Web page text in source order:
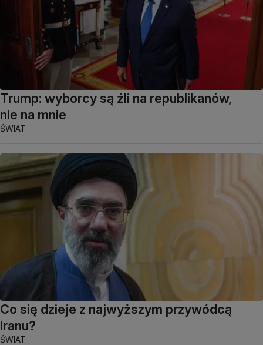
Trump: wyborcy są źli na republikanów,
nie na mnie
ŚWIAT
Co się dzieje z najwyższym przywódcą
Iranu?
ŚWIAT